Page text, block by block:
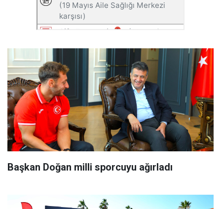
Başkan Doğan milli sporcuyu ağırladı